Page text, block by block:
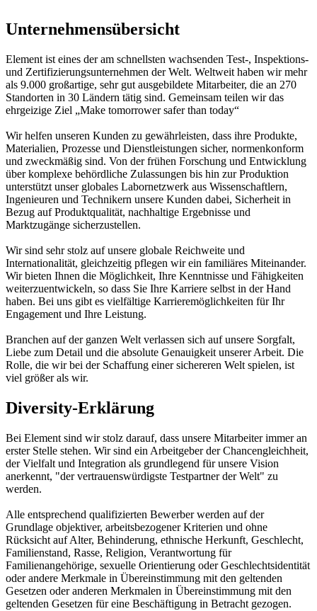
Unternehmensübersicht
Element ist eines der am schnellsten wachsenden Test-, Inspektions-
und Zertifizierungsunternehmen der Welt. Weltweit haben wir mehr
als 9.000 großartige, sehr gut ausgebildete Mitarbeiter, die an 270
Standorten in 30 Ländern tätig sind. Gemeinsam teilen wir das
ehrgeizige Ziel „Make tomorrower safer than today“
Wir helfen unseren Kunden zu gewährleisten, dass ihre Produkte,
Materialien, Prozesse und Dienstleistungen sicher, normenkonform
und zweckmäßig sind. Von der frühen Forschung und Entwicklung
über komplexe behördliche Zulassungen bis hin zur Produktion
unterstützt unser globales Labornetzwerk aus Wissenschaftlern,
Ingenieuren und Technikern unsere Kunden dabei, Sicherheit in
Bezug auf Produktqualität, nachhaltige Ergebnisse und
Marktzugänge sicherzustellen.
Wir sind sehr stolz auf unsere globale Reichweite und
Internationalität, gleichzeitig pflegen wir ein familiäres Miteinander.
Wir bieten Ihnen die Möglichkeit, Ihre Kenntnisse und Fähigkeiten
weiterzuentwickeln, so dass Sie Ihre Karriere selbst in der Hand
haben. Bei uns gibt es vielfältige Karrieremöglichkeiten für Ihr
Engagement und Ihre Leistung.
Branchen auf der ganzen Welt verlassen sich auf unsere Sorgfalt,
Liebe zum Detail und die absolute Genauigkeit unserer Arbeit. Die
Rolle, die wir bei der Schaffung einer sichereren Welt spielen, ist
viel größer als wir.
Diversity-Erklärung
Bei Element sind wir stolz darauf, dass unsere Mitarbeiter immer an
erster Stelle stehen. Wir sind ein Arbeitgeber der Chancengleichheit,
der Vielfalt und Integration als grundlegend für unsere Vision
anerkennt, "der vertrauenswürdigste Testpartner der Welt" zu
werden.
Alle entsprechend qualifizierten Bewerber werden auf der
Grundlage objektiver, arbeitsbezogener Kriterien und ohne
Rücksicht auf Alter, Behinderung, ethnische Herkunft, Geschlecht,
Familienstand, Rasse, Religion, Verantwortung für
Familienangehörige, sexuelle Orientierung oder Geschlechtsidentität
oder andere Merkmale in Übereinstimmung mit den geltenden
Gesetzen oder anderen Merkmalen in Übereinstimmung mit den
geltenden Gesetzen für eine Beschäftigung in Betracht gezogen.